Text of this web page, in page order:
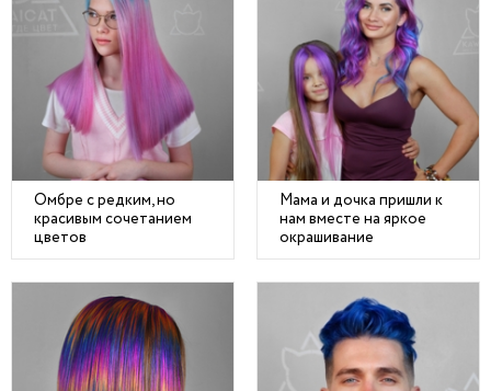
Омбре с редким, но
красивым сочетанием
цветов
Мама и дочка пришли к
нам вместе на яркое
окрашивание